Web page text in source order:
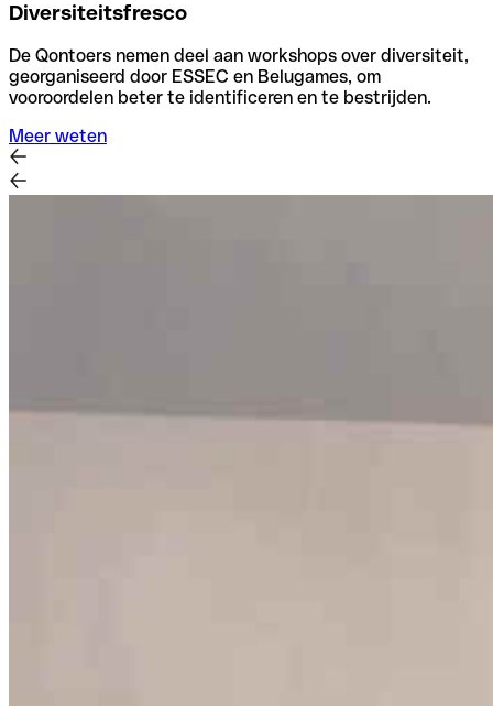
Diversiteitsfresco
De Qontoers nemen deel aan workshops over diversiteit,
georganiseerd door ESSEC en Belugames, om
vooroordelen beter te identificeren en te bestrijden.
Meer weten